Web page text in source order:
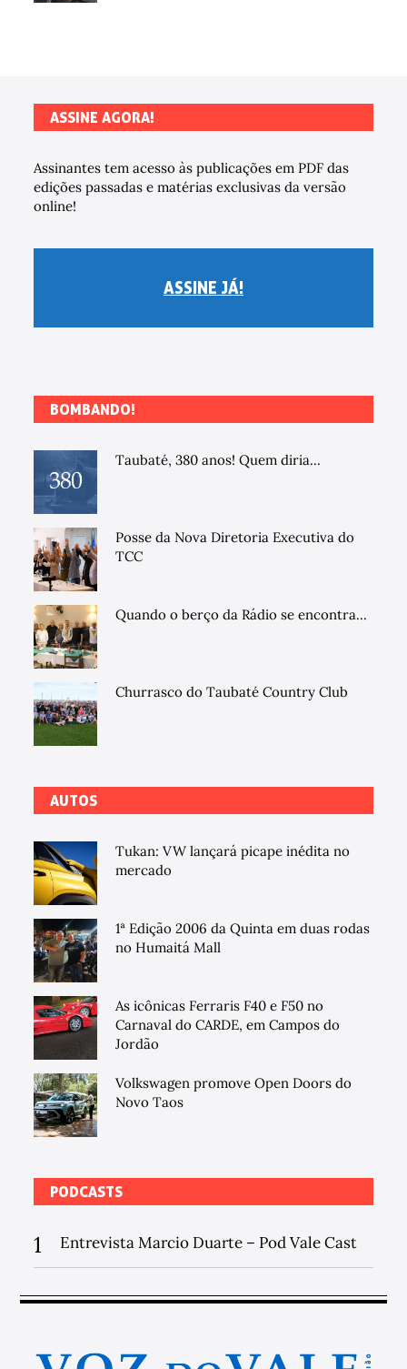
ASSINE AGORA!
Assinantes tem acesso às publicações em PDF das
edições passadas e matérias exclusivas da versão
online!
ASSINE JÁ!
BOMBANDO!
Taubaté, 380 anos! Quem diria...
Posse da Nova Diretoria Executiva do
TCC
Quando o berço da Rádio se encontra...
Churrasco do Taubaté Country Club
AUTOS
Tukan: VW lançará picape inédita no
mercado
1ª Edição 2006 da Quinta em duas rodas
no Humaitá Mall
As icônicas Ferraris F40 e F50 no
Carnaval do CARDE, em Campos do
Jordão
Volkswagen promove Open Doors do
Novo Taos
PODCASTS
1 Entrevista Marcio Duarte – Pod Vale Cast